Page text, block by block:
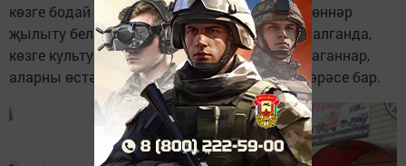
көзге бодай чәчелгән. Болай яхшы күренә, көннәр
җылыту белән тырмаларга кирәк. Гомумән алганда,
көзге культуралар кышны яхшы гына кышлаганнар,
аларны өстәмә тукландыруны башлап җибәрәсе бар.